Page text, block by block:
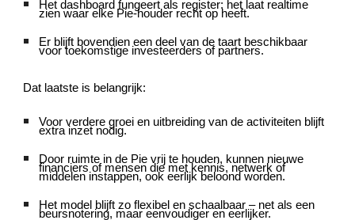
Het dashboard fungeert als register: het laat realtime
zien waar elke Pie-houder recht op heeft.
Er blijft bovendien een deel van de taart beschikbaar
voor toekomstige investeerders of partners.
Dat laatste is belangrijk:
Voor verdere groei en uitbreiding van de activiteiten blijft
extra inzet nodig.
Door ruimte in de Pie vrij te houden, kunnen nieuwe
financiers of mensen die met kennis, netwerk of
middelen instappen, ook eerlijk beloond worden.
Het model blijft zo flexibel en schaalbaar – net als een
beursnotering, maar eenvoudiger en eerlijker.